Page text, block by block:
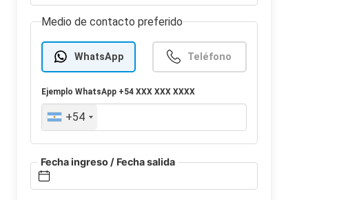
Medio de contacto preferido
WhatsApp Teléfono
EjemploWhatsApp +54 XXX XXX XXXX
+54
Fecha ingreso / Fecha salida